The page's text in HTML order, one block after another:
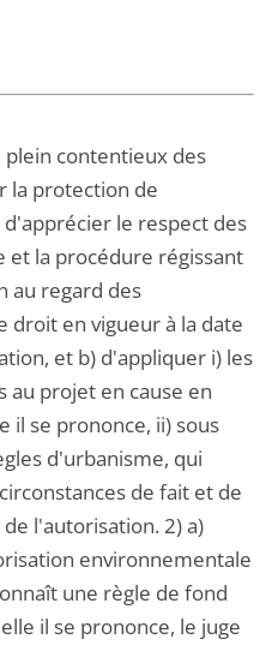
plein contentieux des
la protection de
le respect des
et la procédure régissant
au regard des
droit en vigueur à la date
et b) d'appliquer i) les
au projet en cause en
il se prononce, ii) sous
d'urbanisme, qui
de fait et de
l'autorisation. 2) a)
environnementale
une règle de fond
il se prononce, le juge